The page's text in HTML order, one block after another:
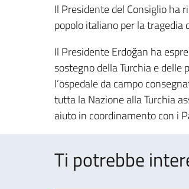
Il Presidente del Consiglio ha
popolo italiano per la tragedia
Il Presidente Erdoğan ha
sostegno della Turchia e
l’ospedale da campo
tutta la Nazione alla Turchia
aiuto in coordinamento con i
Ti potrebbe